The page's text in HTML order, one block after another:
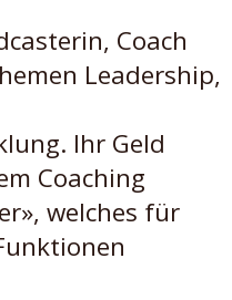
Coach
Leadership,
Ihr Geld
Coaching
welches für